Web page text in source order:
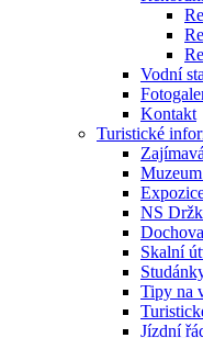
Vodní
Kontakt
Turistické
NS
Skalní
Tipy na
Jízdní